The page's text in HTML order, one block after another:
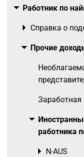
Работник по
Toggle menu
Справка о
Toggle menu
Прочие
Toggle menu
Заработная
работника
Toggle menu
N-AUS
Toggle menu